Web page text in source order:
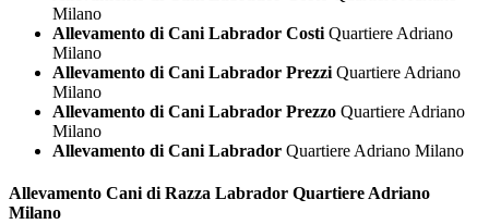
Milano
Allevamento di Cani Labrador Costi Quartiere Adriano
Milano
Allevamento di Cani Labrador Prezzi Quartiere Adriano
Milano
Allevamento di Cani Labrador Prezzo Quartiere Adriano
Milano
Allevamento di Cani Labrador Quartiere Adriano Milano
Allevamento Cani di Razza Labrador Quartiere Adriano
Milano